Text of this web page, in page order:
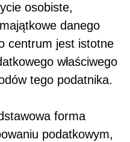
osobiste,
danego
centrum jest istotne
właściwego
tego podatnika.
forma
podatkowym,